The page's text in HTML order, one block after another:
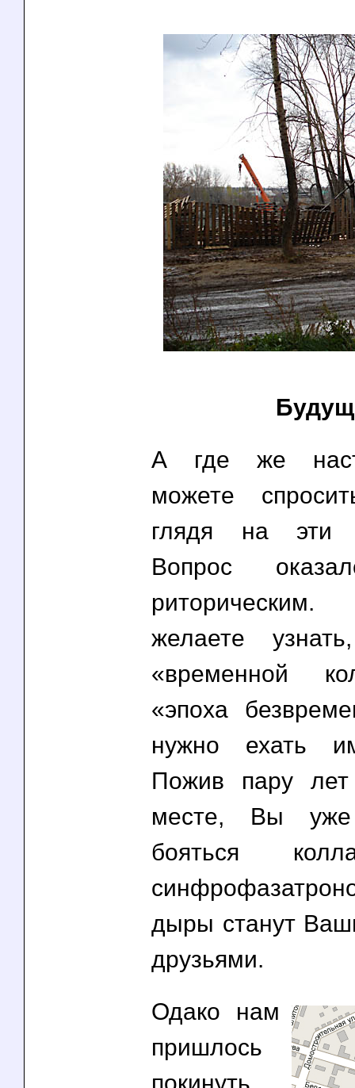
А где же
можете
глядя на эти
Вопрос
желаете
«временной
«эпоха
нужно ехать
Пожив пару
месте, Вы
бояться
дыры станут
друзьями.
Одако нам
пришлось